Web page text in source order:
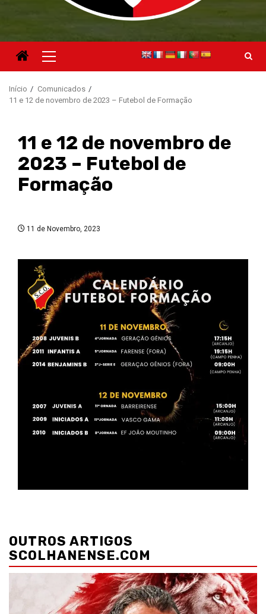
Menu
principal
Início
Comunicados
11 e 12 de novembro de 2023 – Futebol de Formação
11 e 12 de novembro de
2023 – Futebol de
Formação
11 de Novembro, 2023
de
artigos
OUTROS ARTIGOS
SCOLHANENSE.COM